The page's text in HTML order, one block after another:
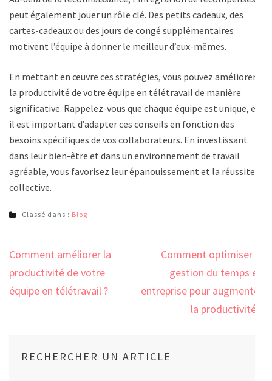
peut également jouer un rôle clé. Des petits cadeaux, des
cartes-cadeaux ou des jours de congé supplémentaires
motivent l’équipe à donner le meilleur d’eux-mêmes.
En mettant en œuvre ces stratégies, vous pouvez améliorer
la productivité de votre équipe en télétravail de manière
significative. Rappelez-vous que chaque équipe est unique, et
il est important d’adapter ces conseils en fonction des
besoins spécifiques de vos collaborateurs. En investissant
dans leur bien-être et dans un environnement de travail
agréable, vous favorisez leur épanouissement et la réussite
collective.
Classé dans : Blog
Navigation
de
l’article
Comment améliorer la
productivité de votre
équipe en télétravail ?
Comment optimiser la
gestion du temps en
entreprise pour augmenter
la productivité ?
RECHERCHER UN ARTICLE